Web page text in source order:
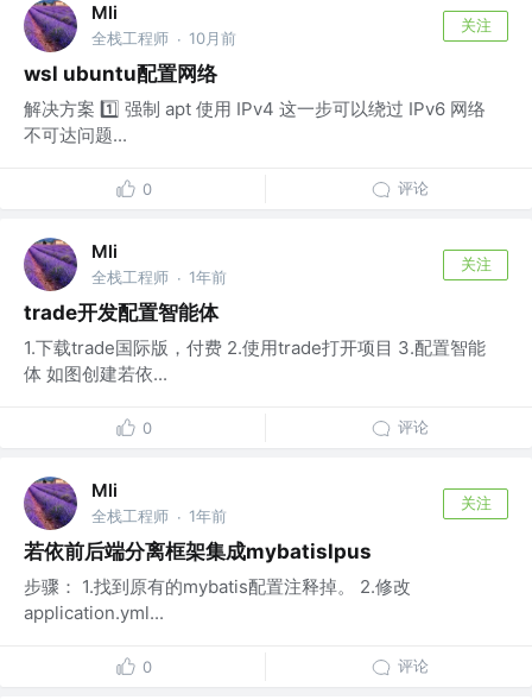
Mli
全栈工程师 · 10月前
关注
wsl ubuntu配置网络
解决方案 1️⃣ 强制 apt 使用 IPv4 这一步可以绕过 IPv6 网络
不可达问题...
0 评论
Mli
全栈工程师 · 1年前
关注
trade开发配置智能体
1.下载trade国际版，付费 2.使用trade打开项目 3.配置智能
体 如图创建若依...
0 评论
Mli
全栈工程师 · 1年前
关注
若依前后端分离框架集成mybatislpus
步骤： 1.找到原有的mybatis配置注释掉。 2.修改
application.yml...
0 评论